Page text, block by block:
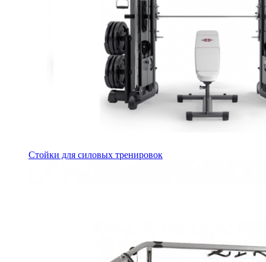
Стойки для силовых тренировок